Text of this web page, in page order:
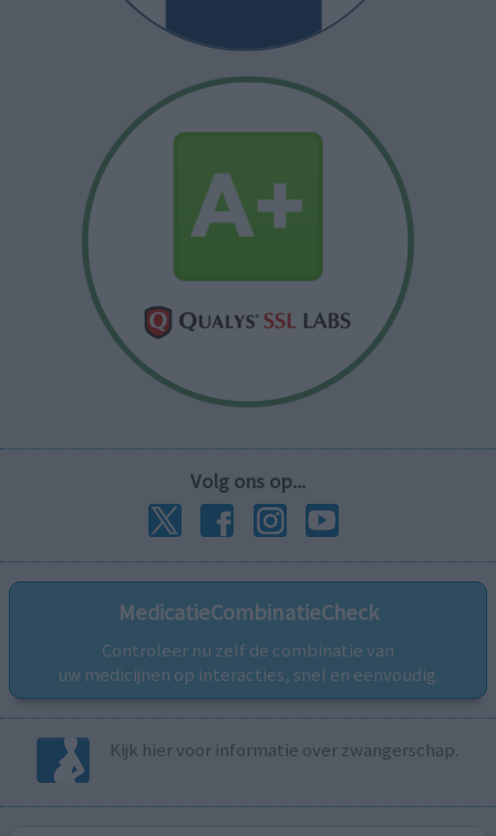
Volg ons op...
MedicatieCombinatieCheck
Controleer nu zelf de combinatie van
uw medicijnen op interacties, snel en eenvoudig.
Kijk hier voor informatie over zwangerschap.